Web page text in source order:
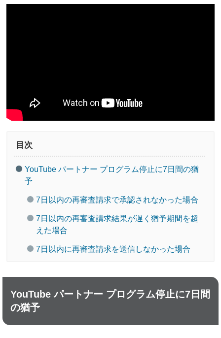
目次
YouTube パートナー プログラム停止に7日間の猶
予
7日以内の再審査請求で承認されなかった場合
7日以内の再審査請求結果が遅く猶予期間を超
えた場合
7日以内に再審査請求を送信しなかった場合
YouTube パートナー プログラム停止に7日間
の猶予